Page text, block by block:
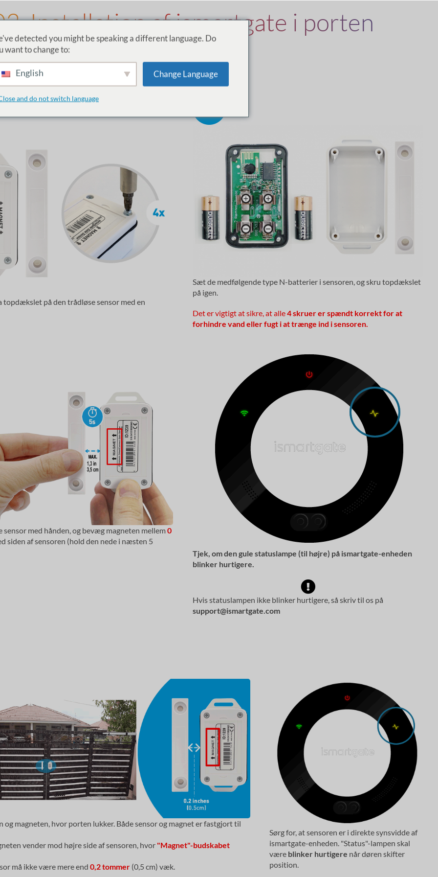
Installation af ismartgate i porten
topdækslet på den trådløse sensor med en
Sæt de medfølgende type N-batterier i sensoren, og skru topdækslet
på igen.
Det er vigtigt at sikre, at alle4 skruer er spændt korrekt for at
forhindre vand eller fugt i at trænge ind i sensoren.
sensor med hånden, og bevæg magneten mellem 0
siden af sensoren (hold den nede i næsten 5
Tjek, om den gule statuslampe (til højre) på ismartgate-enheden
blinker hurtigere.
Hvis statuslampen ikke blinker hurtigere, så skriv til os på
support@ismartgate.com
og magneten, hvor porten lukker. Både sensor og magnet er fastgjort til
vender mod højre side af sensoren, hvor "Magnet"-budskabet
må ikke være mere end 0,2 tommer (0,5 cm) væk.
Sørg for, at sensoren er i direkte synsvidde af
ismartgate-enheden. "Status"-lampen skal
være blinker hurtigere når døren skifter
position.
detected you might be speaking a different language. Do
want to change to:
English Change Language
and do not switch language